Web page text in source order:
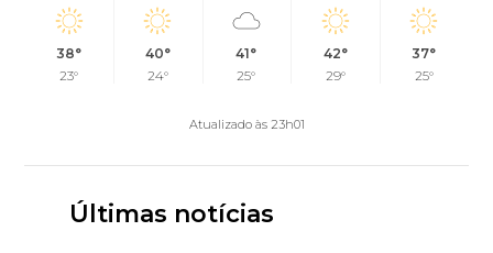
38°
23°
40°
24°
41°
25°
42°
29°
37°
25°
Atualizado às 23h01
Últimas notícias